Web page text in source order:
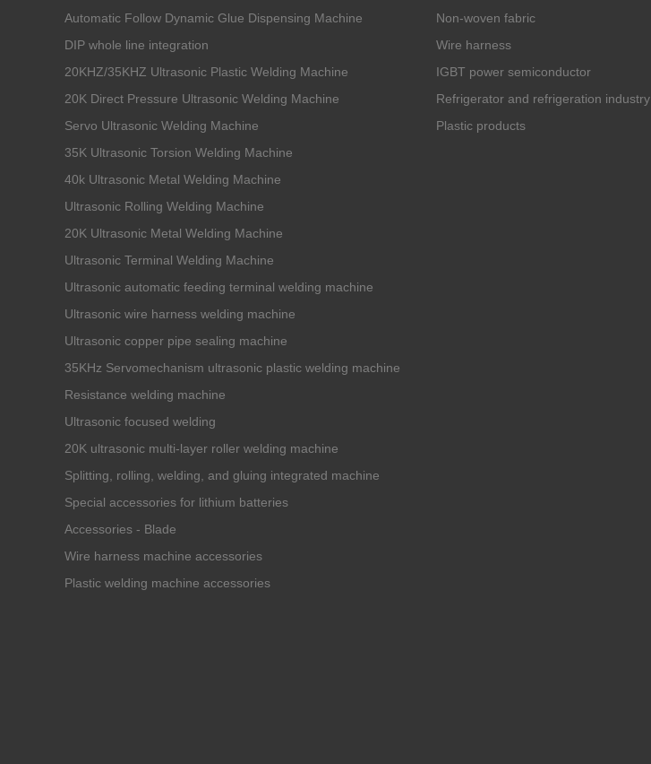
Automatic Follow Dynamic Glue Dispensing Machine
DIP whole line integration
20KHZ/35KHZ Ultrasonic Plastic Welding Machine
20K Direct Pressure Ultrasonic Welding Machine
Servo Ultrasonic Welding Machine
35K Ultrasonic Torsion Welding Machine
40k Ultrasonic Metal Welding Machine
Ultrasonic Rolling Welding Machine
20K Ultrasonic Metal Welding Machine
Ultrasonic Terminal Welding Machine
Ultrasonic automatic feeding terminal welding machine
Ultrasonic wire harness welding machine
Ultrasonic copper pipe sealing machine
35KHz Servomechanism ultrasonic plastic welding machine
Resistance welding machine
Ultrasonic focused welding
20K ultrasonic multi-layer roller welding machine
Splitting, rolling, welding, and gluing integrated machine
Special accessories for lithium batteries
Accessories - Blade
Wire harness machine accessories
Plastic welding machine accessories
Non-woven fabric
Wire harness
IGBT power semiconductor
Refrigerator and refrigeration industry
Plastic products